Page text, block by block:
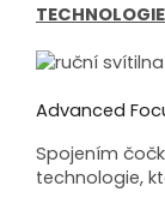
TECHNOLOGIE
Advanced
Spojením
technologie,